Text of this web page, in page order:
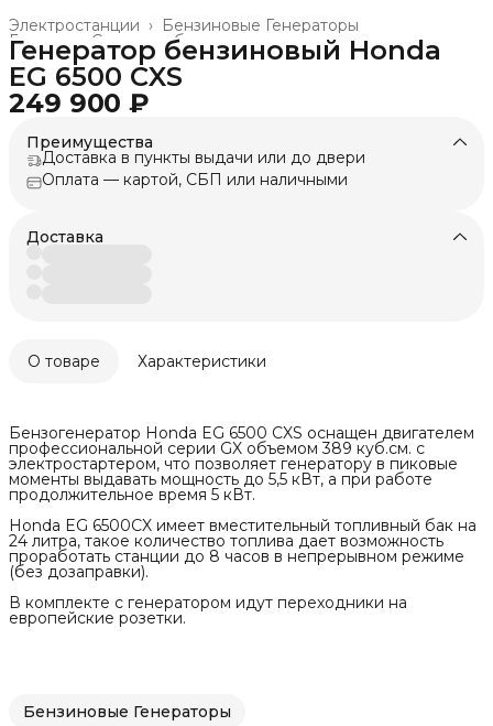
Бензиновые Генераторы
Электростанции ›
Силовое оборудование и техника
Главная
Генератор бензиновый Honda
EG 6500 CXS
249 900 ₽
Преимущества
Доставка в пункты выдачи или до двери
Оплата — картой, СБП или наличными
Доставка
О товаре Характеристики
Бензогенератор Honda EG 6500 CXS оснащен двигателем
профессиональной серии GX объемом 389 куб.см. с
электростартером, что позволяет генератору в пиковые
моменты выдавать мощность до 5,5 кВт, а при работе
продолжительное время 5 кВт.
Honda EG 6500CX имеет вместительный топливный бак на
24 литра, такое количество топлива дает возможность
проработать станции до 8 часов в непрерывном режиме
(без дозаправки).
В комплекте с генератором идут переходники на
европейские розетки.
Бензиновые Генераторы